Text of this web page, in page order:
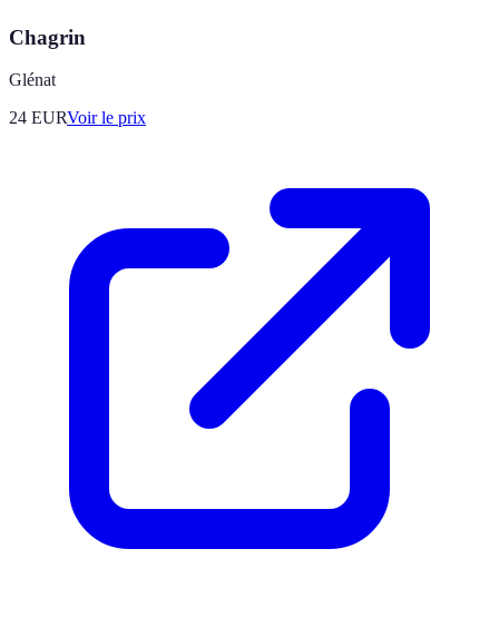
Chagrin
Glénat
24 EURVoir le prix